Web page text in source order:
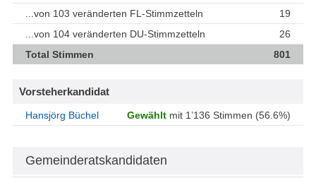
...von 103 veränderten FL-Stimmzetteln
19
...von 104 veränderten DU-Stimmzetteln
26
Total Stimmen
801
Vorsteherkandidat
Hansjörg Büchel Gewählt mit 1’136 Stimmen (56.6%)
Gemeinderatskandidaten